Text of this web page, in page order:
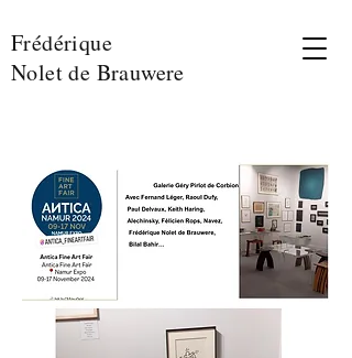
Frédérique
Nolet de Brauwere